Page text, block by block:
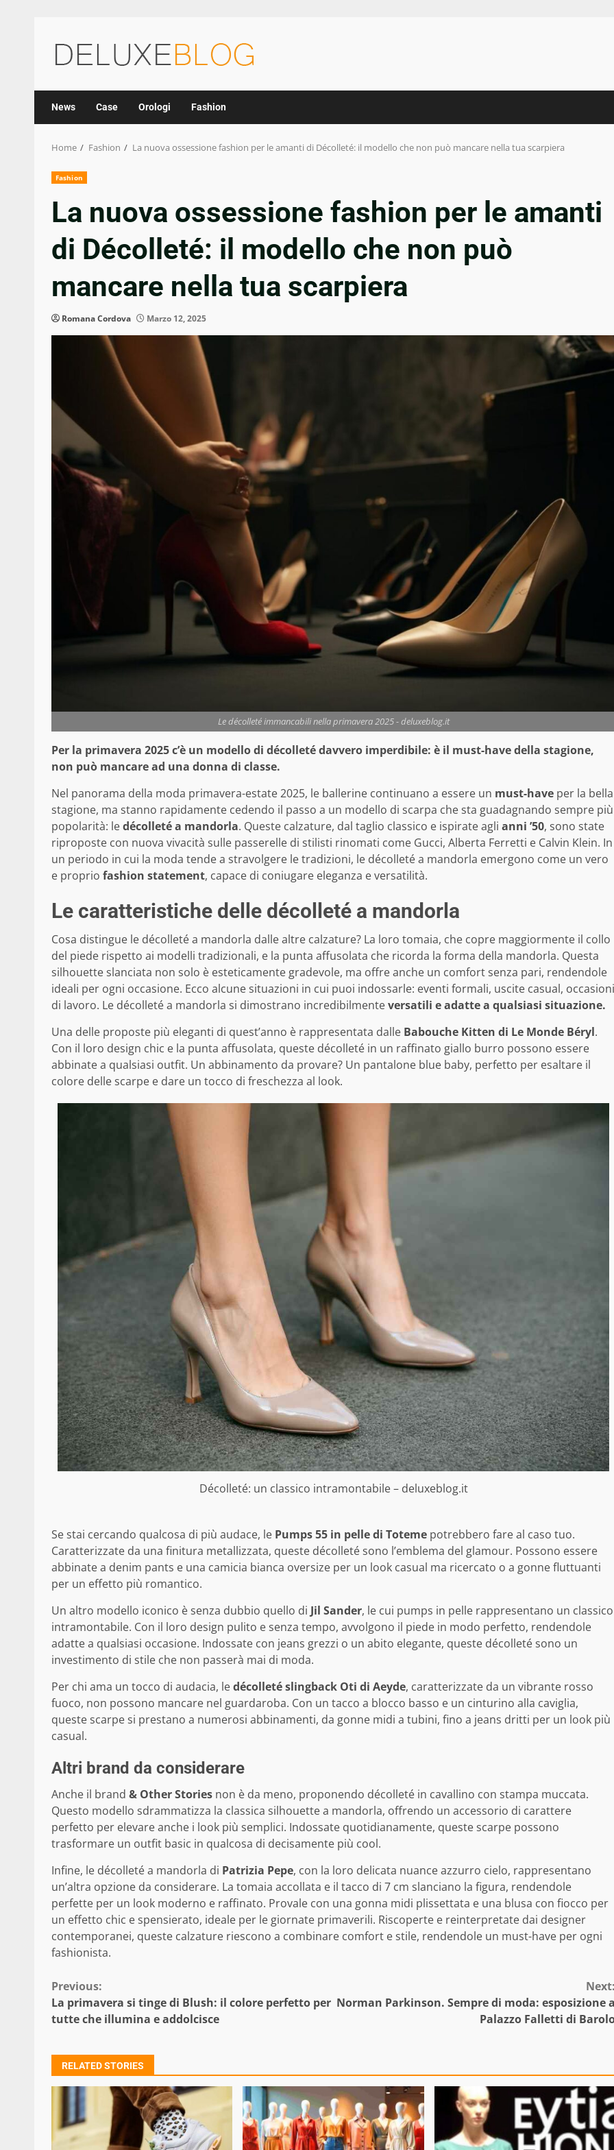
content
News Case Orologi Fashion
Home Fashion La nuova ossessione fashion per le amanti di Décolleté: il modello che non può mancare nella tua scarpiera
Fashion
La nuova ossessione fashion per le amanti
di Décolleté: il modello che non può
mancare nella tua scarpiera
Romana Cordova Marzo 12, 2025
Le décolleté immancabili nella primavera 2025 - deluxeblog.it
Per la primavera 2025 c’è un modello di décolleté davvero imperdibile: è il must-have della stagione,
non può mancare ad una donna di classe.
Nel panorama della moda primavera-estate 2025, le ballerine continuano a essere un must-have per la bella
stagione, ma stanno rapidamente cedendo il passo a un modello di scarpa che sta guadagnando sempre più
popolarità: ledécolleté a mandorla. Queste calzature, dal taglio classico e ispirate agli anni ’50, sono state
riproposte con nuova vivacità sulle passerelle di stilisti rinomati come Gucci, Alberta Ferretti e Calvin Klein. In
un periodo in cui la moda tende a stravolgere le tradizioni, le décolleté a mandorla emergono come un vero
e proprio fashion statement, capace di coniugare eleganza e versatilità.
Le caratteristiche delle décolleté a mandorla
Cosa distingue le décolleté a mandorla dalle altre calzature? La loro tomaia, che copre maggiormente il collo
del piede rispetto ai modelli tradizionali, e la punta affusolata che ricorda la forma della mandorla. Questa
silhouette slanciata non solo è esteticamente gradevole, ma offre anche un comfort senza pari, rendendole
ideali per ogni occasione. Ecco alcune situazioni in cui puoi indossarle: eventi formali, uscite casual, occasioni
di lavoro. Le décolleté a mandorla si dimostrano incredibilmenteversatili e adatte a qualsiasi situazione.
Una delle proposte più eleganti di quest’anno è rappresentata dalle Babouche Kitten di Le Monde Béryl.
Con il loro design chic e la punta affusolata, queste décolleté in un raffinato giallo burro possono essere
abbinate a qualsiasi outfit. Un abbinamento da provare? Un pantalone blue baby, perfetto per esaltare il
colore delle scarpe e dare un tocco di freschezza al look.
Décolleté: un classico intramontabile – deluxeblog.it
Se stai cercando qualcosa di più audace, le Pumps 55 in pelle di Toteme potrebbero fare al caso tuo.
Caratterizzate da una finitura metallizzata, queste décolleté sono l’emblema del glamour. Possono essere
abbinate a denim pants e una camicia bianca oversize per un look casual ma ricercato o a gonne fluttuanti
per un effetto più romantico.
Un altro modello iconico è senza dubbio quello di Jil Sander, le cui pumps in pelle rappresentano un classico
intramontabile. Con il loro design pulito e senza tempo, avvolgono il piede in modo perfetto, rendendole
adatte a qualsiasi occasione. Indossate con jeans grezzi o un abito elegante, queste décolleté sono un
investimento di stile che non passerà mai di moda.
Per chi ama un tocco di audacia, ledécolleté slingback Oti di Aeyde, caratterizzate da un vibrante rosso
fuoco, non possono mancare nel guardaroba. Con un tacco a blocco basso e un cinturino alla caviglia,
queste scarpe si prestano a numerosi abbinamenti, da gonne midi a tubini, fino a jeans dritti per un look più
casual.
Altri brand da considerare
Anche il brand & Other Stories non è da meno, proponendo décolleté in cavallino con stampa muccata.
Questo modello sdrammatizza la classica silhouette a mandorla, offrendo un accessorio di carattere
perfetto per elevare anche i look più semplici. Indossate quotidianamente, queste scarpe possono
trasformare un outfit basic in qualcosa di decisamente più cool.
Infine, le décolleté a mandorla di Patrizia Pepe, con la loro delicata nuance azzurro cielo, rappresentano
un’altra opzione da considerare. La tomaia accollata e il tacco di 7 cm slanciano la figura, rendendole
perfette per un look moderno e raffinato. Provale con una gonna midi plissettata e una blusa con fiocco per
un effetto chic e spensierato, ideale per le giornate primaverili. Riscoperte e reinterpretate dai designer
contemporanei, queste calzature riescono a combinare comfort e stile, rendendole un must-have per ogni
fashionista.
Continue
Reading
Previous:
La primavera si tinge di Blush: il colore perfetto per
tutte che illumina e addolcisce
Norman Parkinson. Sempre di moda: esposizione
Palazzo Falletti di
RELATED STORIES